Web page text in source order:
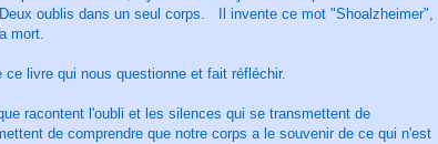
oublis dans un seul corps. Il invente ce mot "Shoalzheimer",
mort.
livre qui nous questionne et fait réfléchir.
racontent l'oubli et les silences qui se transmettent de
de comprendre que notre corps a le souvenir de ce qui n'est